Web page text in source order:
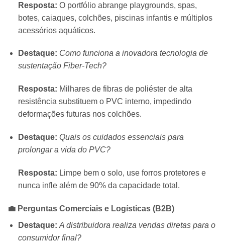
Resposta: O portfólio abrange playgrounds, spas,
botes, caiaques, colchões, piscinas infantis e múltiplos
acessórios aquáticos.
Destaque: Como funciona a inovadora tecnologia de
sustentação Fiber-Tech?
Resposta: Milhares de fibras de poliéster de alta
resistência substituem o PVC interno, impedindo
deformações futuras nos colchões.
Destaque: Quais os cuidados essenciais para
prolongar a vida do PVC?
Resposta: Limpe bem o solo, use forros protetores e
nunca infle além de 90% da capacidade total.
💼 Perguntas Comerciais e Logísticas (B2B)
Destaque: A distribuidora realiza vendas diretas para o
consumidor final?